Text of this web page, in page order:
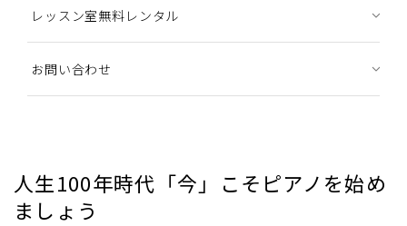
レッスン室無料レンタル
お問い合わせ
人生100年時代「今」こそピアノを始め
ましょう